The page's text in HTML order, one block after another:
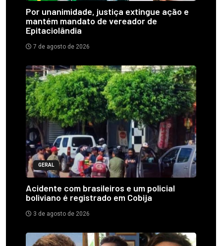
Por unanimidade, justiça extingue ação e
mantém mandato de vereador de
Epitaciolândia
7 de agosto de 2026
GERAL
Acidente com brasileiros e um policial
boliviano é registrado em Cobija
3 de agosto de 2026